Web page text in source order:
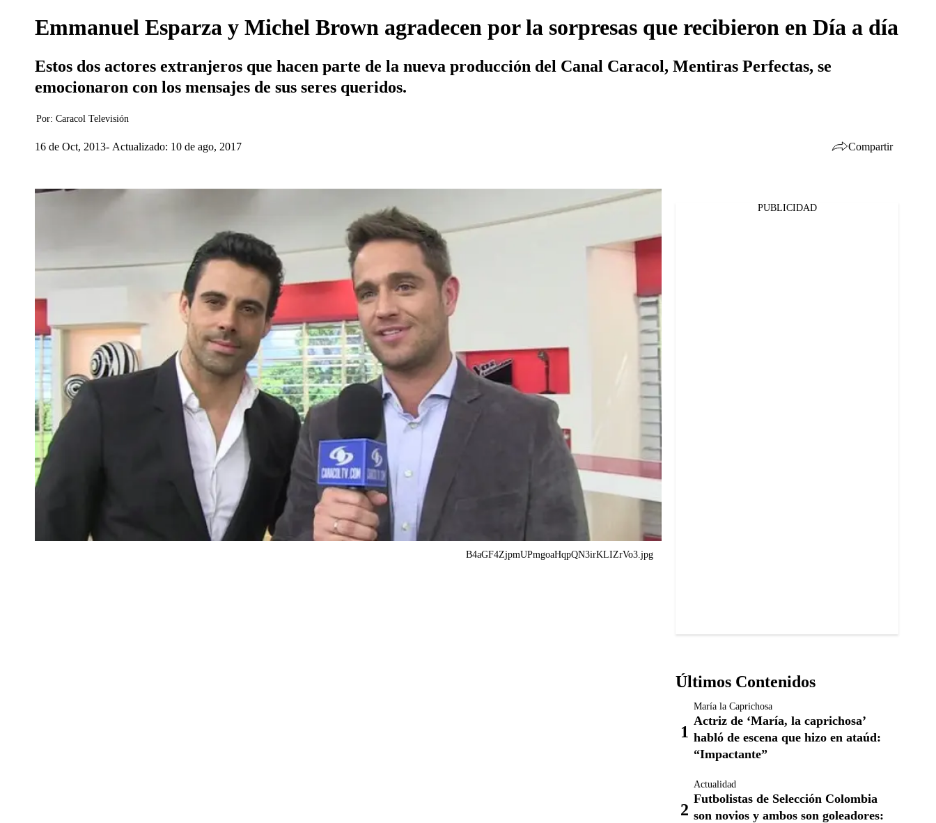
Emmanuel Esparza y Michel Brown agradecen por la sorpresas que recibieron en Día a día
Estos dos actores extranjeros que hacen parte de la nueva producción del Canal Caracol, Mentiras Perfectas, se
emocionaron con los mensajes de sus seres queridos.
Por: Caracol Televisión
16 de Oct, 2013 Actualizado: 10 de ago, 2017 Compartir
Twitter
B4aGF4ZjpmUPmgoaHqpQN3irKLIZrVo3.jpg
PUBLICIDAD
Últimos Contenidos
María la Caprichosa
Actriz de ‘María, la caprichosa’
habló de escena que hizo en ataúd:
“Impactante”
Actualidad
Futbolistas de Selección Colombia
son novios y ambos son goleadores: